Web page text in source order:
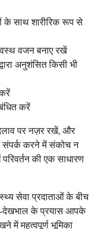
के साथ शारीरिक रूप से
वजन बनाए रखें
अनुशंसित किसी भी
करें
पर नज़र रखें, और
संपर्क करने में संकोच न
की एक साधारण
सेवा प्रदाताओं के बीच
देखभाल के प्रयास आपके
में महत्वपूर्ण भूमिका